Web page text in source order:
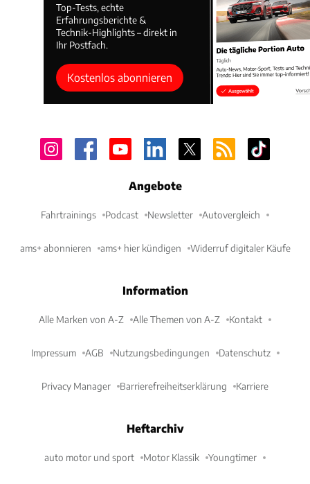
Top-Tests, echte
Erfahrungsberichte &
Technik-Highlights – direkt in
Ihr Postfach.
Kostenlos abonnieren
Angebote
Fahrtrainings Podcast Newsletter Autovergleich
ams+ abonnieren ams+ hier kündigen Widerruf digitaler Käufe
Information
Alle Marken von A-Z Alle Themen von A-Z Kontakt
Impressum AGB Nutzungsbedingungen Datenschutz
Privacy Manager Barrierefreiheitserklärung Karriere
Heftarchiv
auto motor und sport Motor Klassik Youngtimer